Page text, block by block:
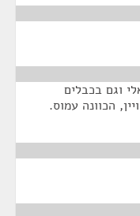
וגם בכבלים
הכוונה עמוס.